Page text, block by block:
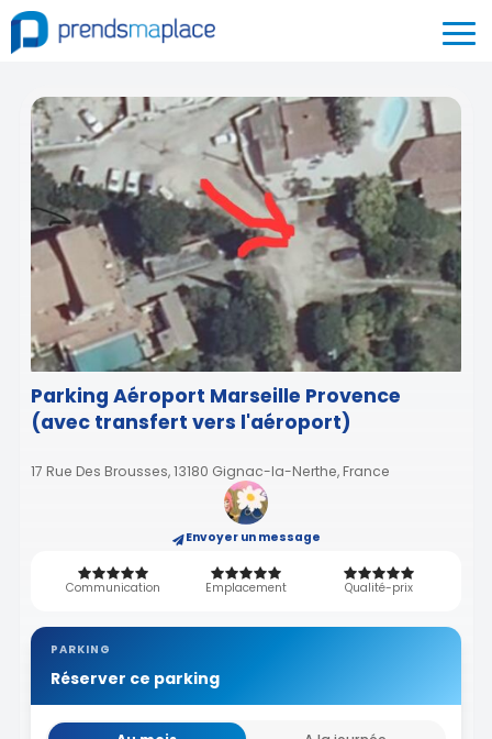
Parking Aéroport Marseille Provence
(avec transfert vers l'aéroport)
17 Rue Des Brousses, 13180 Gignac-la-Nerthe, France
Envoyer un message
Communication Emplacement Qualité-prix
PARKING
Réserver ce parking